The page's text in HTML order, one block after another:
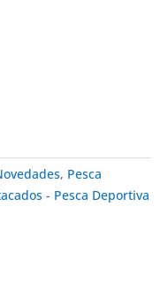
, Pesca
- Pesca Deportiva